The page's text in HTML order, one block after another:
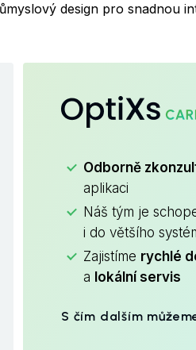
design pro snadnou
OptiXs
Odborně
aplikaci
Náš tým je
i do většího
Zajistíme rychlé
a lokální servis
S čím dalším